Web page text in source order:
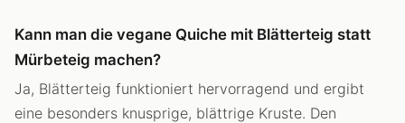
Kann man die vegane Quiche mit Blätterteig statt
Mürbeteig machen?
Ja, Blätterteig funktioniert hervorragend und ergibt
eine besonders knusprige, blättrige Kruste. Den